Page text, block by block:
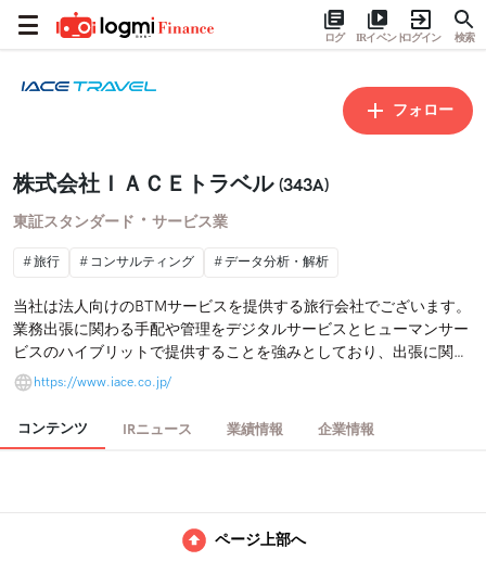
ログ IRイベントログイン 検索
フォロー
株式会社ＩＡＣＥトラベル (343A)
東証スタンダード ・ サービス業
旅行 コンサルティング データ分析・解析
当社は法人向けのBTMサービスを提供する旅行会社でございます。
業務出張に関わる手配や管理をデジタルサービスとヒューマンサー
ビスのハイブリットで提供することを強みとしており、出張に関連
する煩雑な手続きをボタン一つで完結できる世界を目指しておりま
す。
https://www.iace.co.jp/
コンテンツ IRニュース 業績情報 企業情報
ページ上部へ